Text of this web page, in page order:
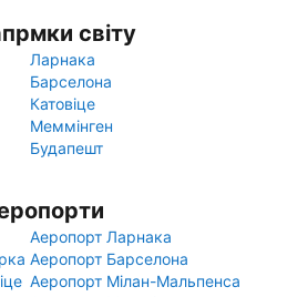
світу
Ларнака
Барселона
Катовіце
Меммінген
Будапешт
Аеропорт Ларнака
Аеропорт Барселона
Аеропорт Мілан-Мальпенса